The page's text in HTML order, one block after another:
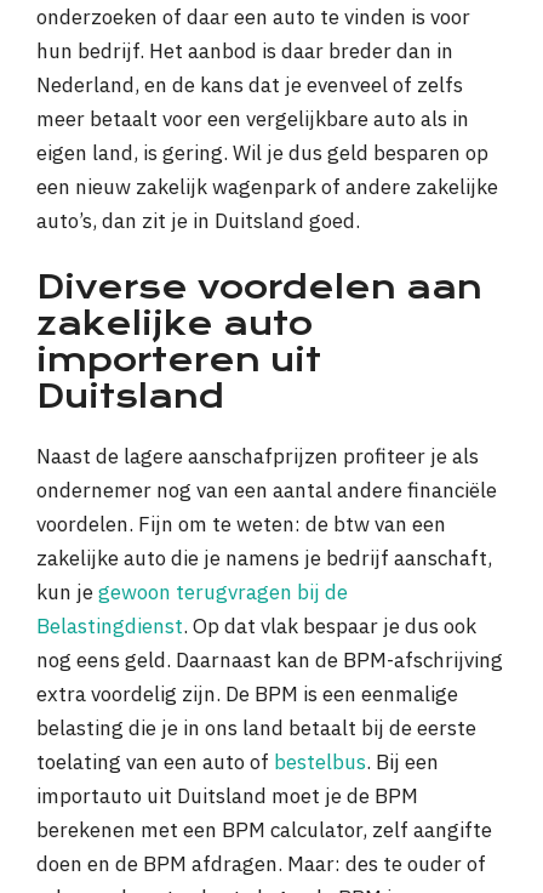
onderzoeken of daar een auto te vinden is voor
hun bedrijf. Het aanbod is daar breder dan in
Nederland, en de kans dat je evenveel of zelfs
meer betaalt voor een vergelijkbare auto als in
eigen land, is gering. Wil je dus geld besparen op
een nieuw zakelijk wagenpark of andere zakelijke
auto’s, dan zit je in Duitsland goed.
Diverse voordelen aan
zakelijke auto
importeren uit
Duitsland
Naast de lagere aanschafprijzen profiteer je als
ondernemer nog van een aantal andere financiële
voordelen. Fijn om te weten: de btw van een
zakelijke auto die je namens je bedrijf aanschaft,
kun jegewoon terugvragen bij de
Belastingdienst. Op dat vlak bespaar je dus ook
nog eens geld. Daarnaast kan de BPM-afschrijving
extra voordelig zijn. De BPM is een eenmalige
belasting die je in ons land betaalt bij de eerste
toelating van een auto of bestelbus. Bij een
importauto uit Duitsland moet je de BPM
berekenen met een BPM calculator, zelf aangifte
doen en de BPM afdragen. Maar: des te ouder of